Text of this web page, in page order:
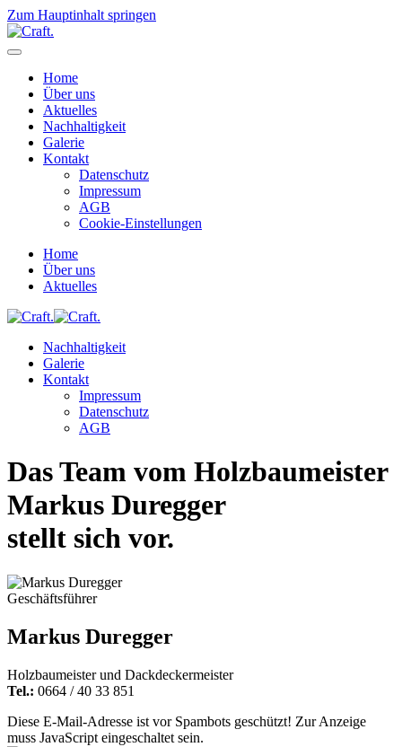
Zum Hauptinhalt springen
Home
Über uns
Aktuelles
Nachhaltigkeit
Galerie
Kontakt
Datenschutz
Impressum
AGB
Cookie-Einstellungen
Home
Über uns
Aktuelles
Nachhaltigkeit
Galerie
Kontakt
Impressum
Datenschutz
AGB
Das Team vom Holzbaumeister
Markus Duregger
stellt sich vor.
Geschäftsführer
Markus Duregger
Holzbaumeister und Dackdeckermeister
Tel.: 0664 / 40 33 851
Diese E-Mail-Adresse ist vor Spambots geschützt! Zur Anzeige
muss JavaScript eingeschaltet sein.